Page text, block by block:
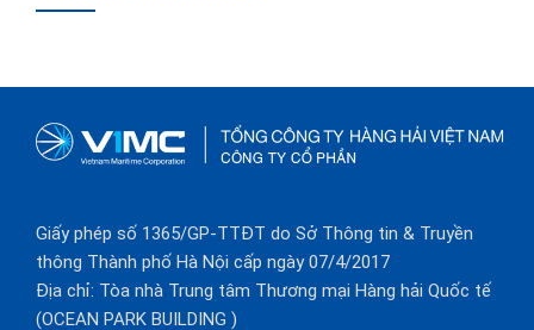
Giấy phép số 1365/GP-TTĐT do Sở Thông tin & Truyền
thông Thành phố Hà Nội cấp ngày 07/4/2017
Địa chỉ: Tòa nhà Trung tâm Thương mại Hàng hải Quốc tế
(OCEAN PARK BUILDING )